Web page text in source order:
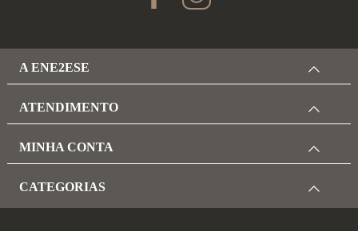
A ENE2ESE
ATENDIMENTO
MINHA CONTA
CATEGORIAS